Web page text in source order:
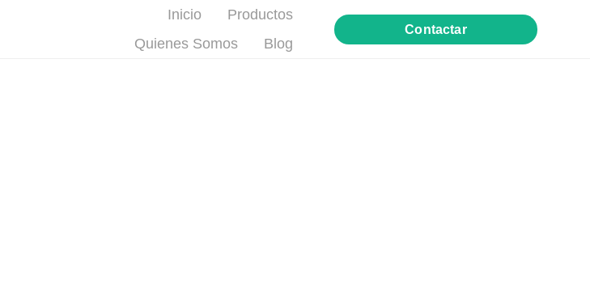
Inicio
Productos
Quienes Somos
Blog
Contactar